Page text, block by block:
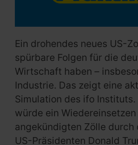
Ein drohendes neues US-
spürbare Folgen für die
Wirtschaft haben –
Industrie. Das zeigt eine
Simulation des ifo Instituts.
würde ein
angekündigten Zölle durch
US-Präsidenten Donald